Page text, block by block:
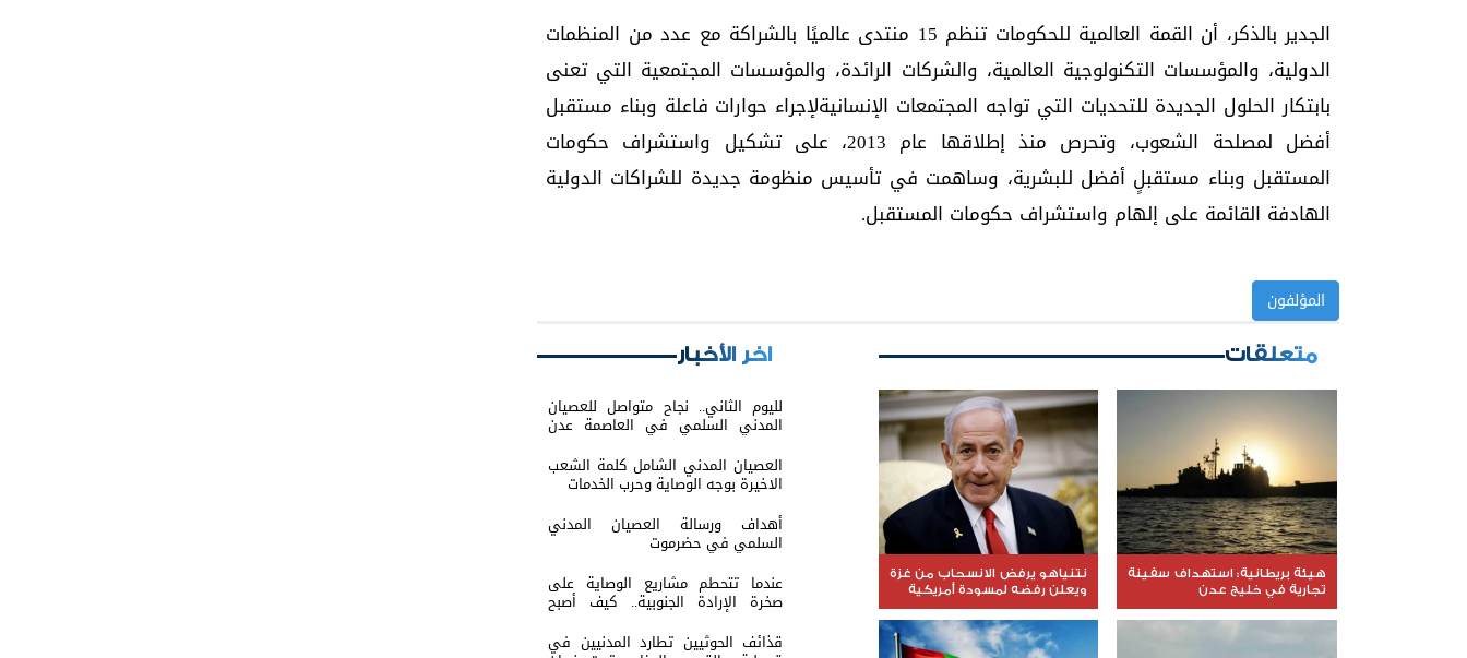
الجدير بالذكر، أن القمة العالمية للحكومات تنظم 15 منتدى عالميًا بالشراكة مع عدد من المنظمات
الدولية، والمؤسسات التكنولوجية العالمية، والشركات الرائدة، والمؤسسات المجتمعية التي تعنى
بابتكار الحلول الجديدة للتحديات التي تواجه المجتمعات الإنسانيةلإجراء حوارات فاعلة وبناء مستقبل
أفضل لمصلحة الشعوب، وتحرص منذ إطلاقها عام 2013، على تشكيل واستشراف حكومات
المستقبل وبناء مستقبلٍ أفضل للبشرية، وساهمت في تأسيس منظومة جديدة للشراكات الدولية
الهادفة القائمة على إلهام واستشراف حكومات المستقبل.
المؤلفون
متعلقات
هيئة بريطانية: استهداف سفينة
تجارية في خليج عدن
نتنياهو يرفض الانسحاب من غزة
ويعلن رفضه لمسودة أمريكية
اخر الأخبار
لليوم الثاني.. نجاح متواصل للعصيان
المدني السلمي في العاصمة عدن
وسط تفاعل شعبي واسع
العصيان المدني الشامل كلمة الشعب
الاخيرة بوجه الوصاية وحرب الخدمات
أهداف ورسالة العصيان المدني
السلمي في حضرموت
عندما تتحطم مشاريع الوصاية على
صخرة الإرادة الجنوبية.. كيف أصبح
التمسك بالثوابت الوطنية خط الدفاع
الأول؟
قذائف الحوثيين تطارد المدنيين في